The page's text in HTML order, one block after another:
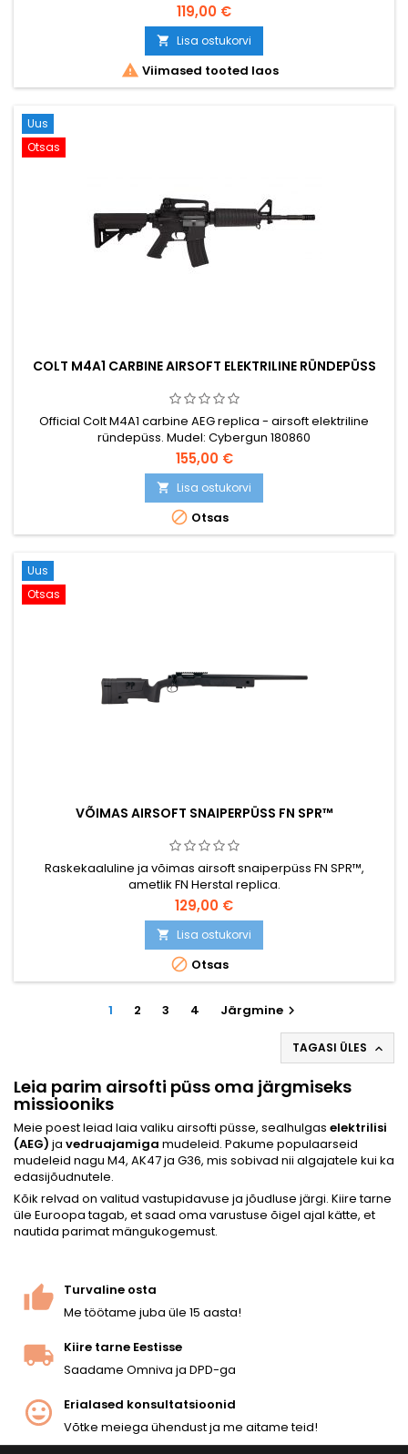
119,00 €
 Lisa ostukorvi
 Viimased tooted laos
Uus
Otsas
COLT M4A1 CARBINE AIRSOFT ELEKTRILINE RÜNDEPÜSS
Official Colt M4A1 carbine AEG replica - airsoft elektriline
ründepüss. Mudel: Cybergun 180860
155,00 €
 Lisa ostukorvi
 Otsas
Uus
Otsas
VÕIMAS AIRSOFT SNAIPERPÜSS FN SPR™
Raskekaaluline ja võimas airsoft snaiperpüss FN SPR™,
ametlik FN Herstal replica.
129,00 €
 Lisa ostukorvi
 Otsas
1 2 3 4 Järgmine 
TAGASI ÜLES 
Leia parim airsofti püss oma järgmiseks
missiooniks
Meie poest leiad laia valiku airsofti püsse, sealhulgas elektrilisi
(AEG) ja vedruajamiga mudeleid. Pakume populaarseid
mudeleid nagu M4, AK47 ja G36, mis sobivad nii algajatele kui ka
edasijõudnutele.
Kõik relvad on valitud vastupidavuse ja jõudluse järgi. Kiire tarne
üle Euroopa tagab, et saad oma varustuse õigel ajal kätte, et
nautida parimat mängukogemust.
Turvaline osta
Me töötame juba üle 15 aasta!
Kiire tarne Eestisse
Saadame Omniva ja DPD-ga
Erialased konsultatsioonid
Võtke meiega ühendust ja me aitame teid!